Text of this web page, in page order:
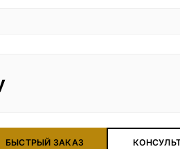
БЫСТРЫЙ ЗАКАЗ